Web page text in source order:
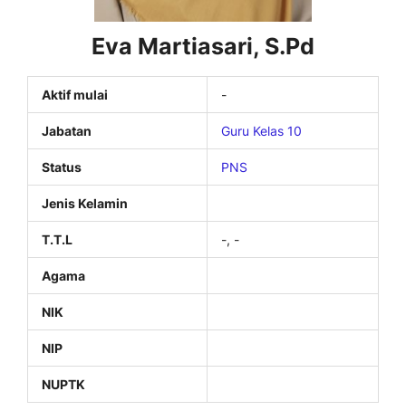
Eva Martiasari, S.Pd
Aktif mulai -
Jabatan Guru Kelas 10
Status PNS
Jenis Kelamin
T.T.L -, -
Agama
NIK
NIP
NUPTK